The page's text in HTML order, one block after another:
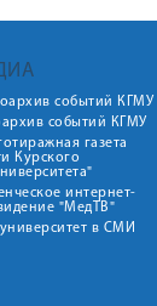
событий КГМУ
событий КГМУ
газета
Курского
интернет-
"МедТВ"
в СМИ